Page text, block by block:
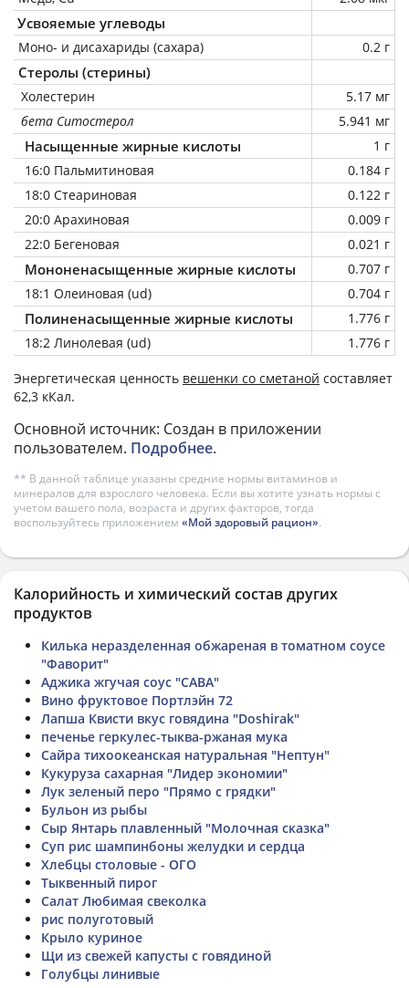
Усвояемые углеводы
Моно- и дисахариды (сахара) 0.2 г
Стеролы (стерины)
Холестерин
5.17 мг
бета Ситостерол
5.941 мг
Насыщенные жирные кислоты
1 г
16:0 Пальмитиновая
0.184 г
18:0 Стеариновая
0.122 г
20:0 Арахиновая
0.009 г
22:0 Бегеновая
0.021 г
Мононенасыщенные жирные кислоты
0.707 г
18:1 Олеиновая (ud)
0.704 г
Полиненасыщенные жирные кислоты
1.776 г
18:2 Линолевая (ud)
1.776 г
Энергетическая ценность вешенки со сметаной составляет
62,3 кКал.
Основной источник: Создан в приложении
пользователем. Подробнее.
** В данной таблице указаны средние нормы витаминов и
минералов для взрослого человека. Если вы хотите узнать нормы с
учетом вашего пола, возраста и других факторов, тогда
воспользуйтесь приложением «Мой здоровый рацион».
Калорийность и химический состав других
продуктов
Килька неразделенная обжареная в томатном соусе
"Фаворит"
Аджика жгучая соус "САВА"
Вино фруктовое Портлэйн 72
Лапша Квисти вкус говядина "Doshirak"
печенье геркулес-тыква-ржаная мука
Сайра тихоокеанская натуральная "Нептун"
Кукуруза сахарная "Лидер экономии"
Лук зеленый перо "Прямо с грядки"
Бульон из рыбы
Сыр Янтарь плавленный "Молочная сказка"
Суп рис шампинбоны желудки и сердца
Хлебцы столовые - ОГО
Тыквенный пирог
Салат Любимая свеколка
рис полуготовый
Крыло куриное
Щи из свежей капусты с говядиной
Голубцы линивые